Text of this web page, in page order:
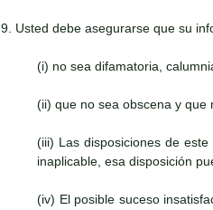
9. Usted debe asegurarse que su
(i) no sea difamatoria,
(ii) que no sea obscena y que
(iii) Las disposiciones de
inaplicable, esa disposición
(iv) El posible suceso